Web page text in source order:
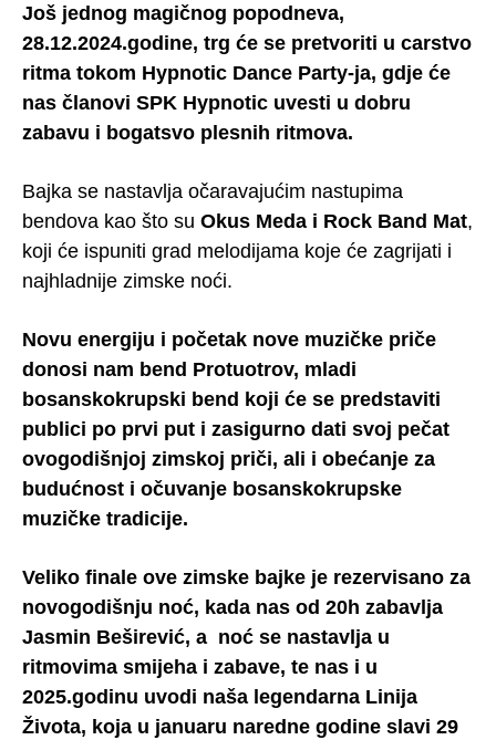
Još jednog magičnog popodneva,
28.12.2024.godine, trg će se pretvoriti u carstvo
ritma tokom Hypnotic Dance Party-ja, gdje će
nas članovi SPK Hypnotic uvesti u dobru
zabavu i bogatsvo plesnih ritmova.
Bajka se nastavlja očaravajućim nastupima
bendova kao što su Okus Meda i Rock Band Mat,
koji će ispuniti grad melodijama koje će zagrijati i
najhladnije zimske noći.
Novu energiju i početak nove muzičke priče
donosi nam bend Protuotrov, mladi
bosanskokrupski bend koji će se predstaviti
publici po prvi put i zasigurno dati svoj pečat
ovogodišnjoj zimskoj priči, ali i obećanje za
budućnost i očuvanje bosanskokrupske
muzičke tradicije.
Veliko finale ove zimske bajke je rezervisano za
novogodišnju noć, kada nas od 20h zabavlja
Jasmin Beširević, a noć se nastavlja u
ritmovima smijeha i zabave, te nas i u
2025.godinu uvodi naša legendarna Linija
Života, koja u januaru naredne godine slavi 29